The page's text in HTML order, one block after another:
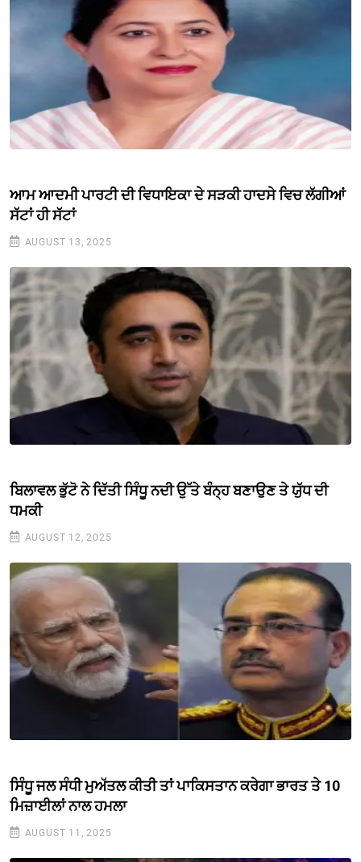
ਆਮ ਆਦਮੀ ਪਾਰਟੀ ਦੀ ਵਿਧਾਇਕਾ ਦੇ ਸੜਕੀ ਹਾਦਸੇ ਵਿਚ ਲੱਗੀਆਂ
ਸੱਟਾਂ ਹੀ ਸੱਟਾਂ
AUGUST 13, 2025
ਬਿਲਾਵਲ ਭੁੱਟੋ ਨੇ ਦਿੱਤੀ ਸਿੰਧੂ ਨਦੀ ਉੱਤੇ ਬੰਨ੍ਹ ਬਣਾਉਣ ਤੇ ਯੁੱਧ ਦੀ
ਧਮਕੀ
AUGUST 12, 2025
ਸਿੰਧੂ ਜਲ ਸੰਧੀ ਮੁਅੱਤਲ ਕੀਤੀ ਤਾਂ ਪਾਕਿਸਤਾਨ ਕਰੇਗਾ ਭਾਰਤ ਤੇ 10
ਮਿਜ਼ਾਈਲਾਂ ਨਾਲ ਹਮਲਾ
AUGUST 11, 2025